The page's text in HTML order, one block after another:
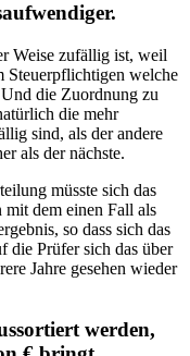
Weise zufällig ist, weil
Steuerpflichtigen welche
die Zuordnung zu
die mehr
sind, als der andere
als der nächste.
müsste sich das
dem einen Fall als
so dass sich das
die Prüfer sich das über
Jahre gesehen wieder
werden,